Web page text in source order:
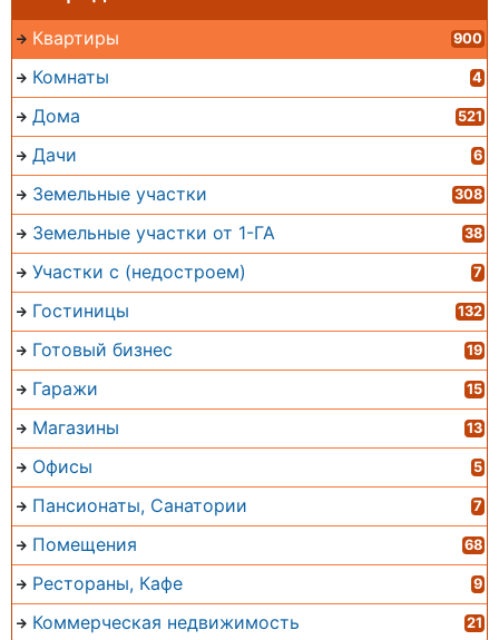
Квартиры 900
Комнаты 4
Дома 521
Дачи 6
Земельные участки 308
Земельные участки от 1-ГА 38
Участки с (недостроем) 7
Гостиницы 132
Готовый бизнес 19
Гаражи 15
Магазины 13
Офисы 5
Пансионаты, Санатории 7
Помещения 68
Рестораны, Кафе 9
Коммерческая недвижимость 21